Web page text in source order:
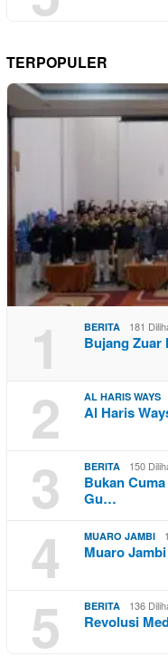
TERPOPULER
1 BERITA 181
Bujang
2 AL HARIS WAYS
Al Haris
3 BERITA 150
Bukan
Gu…
4 MUARO JAMBI
Muaro
5 BERITA 136
Revolusi